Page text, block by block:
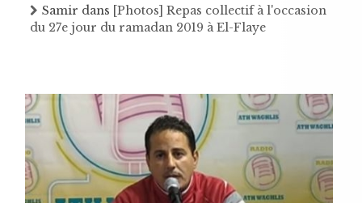
Samir dans [Photos] Repas collectif à l'occasion
du 27e jour du ramadan 2019 à El-Flaye